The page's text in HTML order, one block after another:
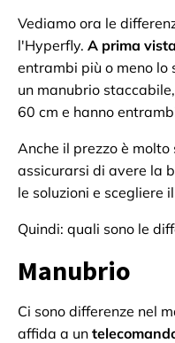
Vediamo ora le
l'Hyperfly. A prima
entrambi più o meno lo
un manubrio
60 cm e hanno
Anche il prezzo è
assicurarsi di avere la
le soluzioni e scegliere
Quindi: quali sono le
Manubrio
Ci sono differenze nel
affida a un